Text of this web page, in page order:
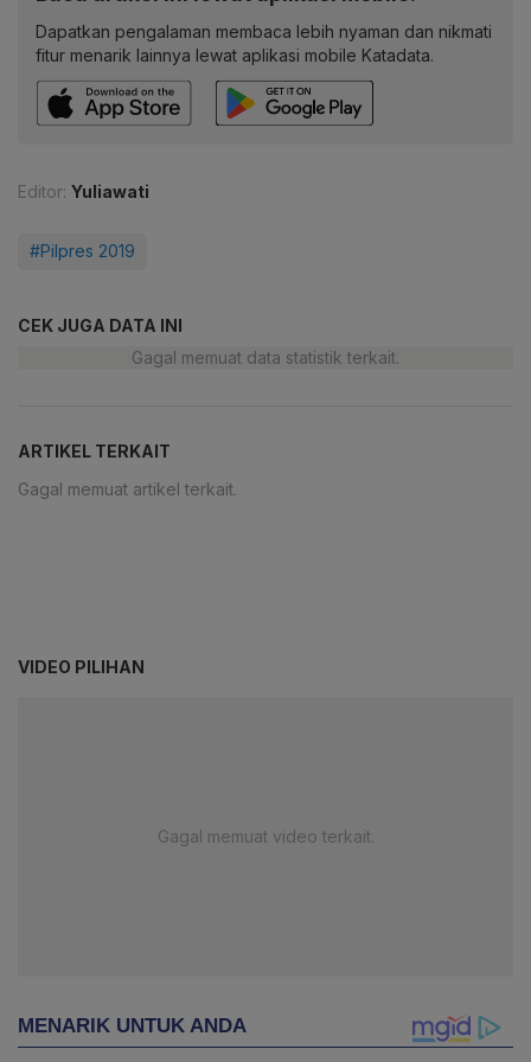
Dapatkan pengalaman membaca lebih nyaman dan nikmati
fitur menarik lainnya lewat aplikasi mobile Katadata.
Editor: Yuliawati
#Pilpres 2019
CEK JUGA DATA INI
Gagal memuat data statistik terkait.
ARTIKEL TERKAIT
Gagal memuat artikel terkait.
VIDEO PILIHAN
Gagal memuat video terkait.